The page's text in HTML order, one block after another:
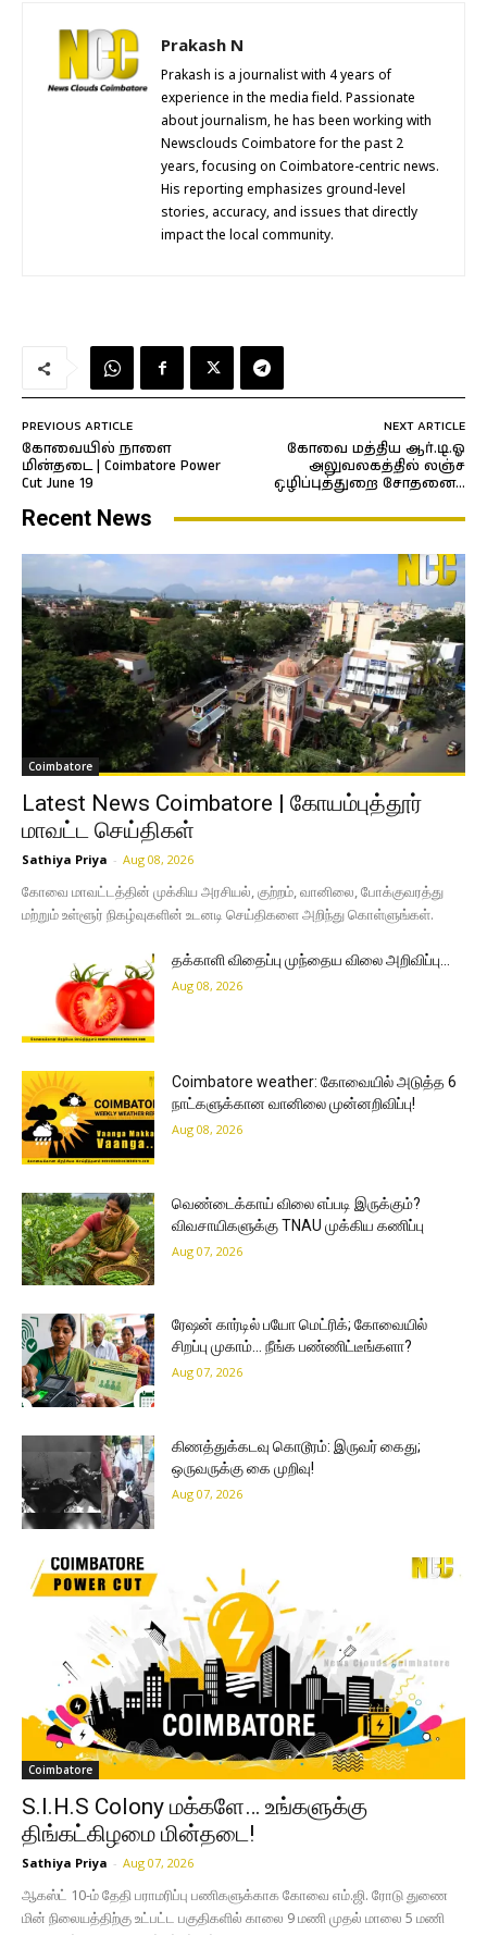
Prakash N
Prakash is a journalist with 4 years of
experience in the media field. Passionate
about journalism, he has been working with
Newsclouds Coimbatore for the past 2
years, focusing on Coimbatore-centric news.
His reporting emphasizes ground-level
stories, accuracy, and issues that directly
impact the local community.
PREVIOUS ARTICLE
கோவையில் நாளை
மின்தடை | Coimbatore Power
Cut June 19
NEXT ARTICLE
கோவை மத்திய ஆர்.டி.ஓ
அலுவலகத்தில் லஞ்ச
ஒழிப்புத்துறை சோதனை…
Recent News
Coimbatore
Latest News Coimbatore | கோயம்புத்தூர்
மாவட்ட செய்திகள்
Sathiya Priya - Aug 08, 2026
கோவை மாவட்டத்தின் முக்கிய அரசியல், குற்றம், வானிலை, போக்குவரத்து
மற்றும் உள்ளூர் நிகழ்வுகளின் உடனடி செய்திகளை அறிந்து கொள்ளுங்கள்.
தக்காளி விதைப்பு முந்தைய விலை அறிவிப்பு…
Aug 08, 2026
Coimbatore weather: கோவையில் அடுத்த 6
நாட்களுக்கான வானிலை முன்னறிவிப்பு!
Aug 08, 2026
வெண்டைக்காய் விலை எப்படி இருக்கும்?
விவசாயிகளுக்கு TNAU முக்கிய கணிப்பு
Aug 07, 2026
ரேஷன் கார்டில் பயோ மெட்ரிக்; கோவையில்
சிறப்பு முகாம்… நீங்க பண்ணிட்டீங்களா?
Aug 07, 2026
கிணத்துக்கடவு கொடூரம்: இருவர் கைது;
ஒருவருக்கு கை முறிவு!
Aug 07, 2026
Coimbatore
S.I.H.S Colony மக்களே… உங்களுக்கு
திங்கட்கிழமை மின்தடை!
Sathiya Priya - Aug 07, 2026
ஆகஸ்ட் 10-ம் தேதி பராமரிப்பு பணிகளுக்காக கோவை எம்.ஜி. ரோடு துணை
மின் நிலையத்திற்கு உட்பட்ட பகுதிகளில் காலை 9 மணி முதல் மாலை 5 மணி